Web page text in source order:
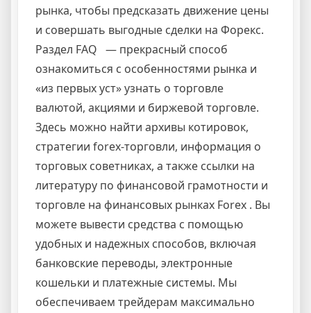
рынка, чтобы предсказать движение цены
и совершать выгодные сделки на Форекс.
Раздел FAQ — прекрасный способ
ознакомиться с особенностями рынка и
«из первых уст» узнать о торговле
валютой, акциями и биржевой торговле.
Здесь можно найти архивы котировок,
стратегии forex-торговли, информация о
торговых советниках, а также ссылки на
литературу по финансовой грамотности и
торговле на финансовых рынках Forex . Вы
можете вывести средства с помощью
удобных и надежных способов, включая
банковские переводы, электронные
кошельки и платежные системы. Мы
обеспечиваем трейдерам максимально